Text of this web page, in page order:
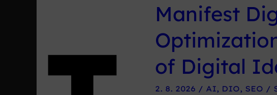
Manifest
of Digital
2. 8. 2026 / AI, DIO, SEO /